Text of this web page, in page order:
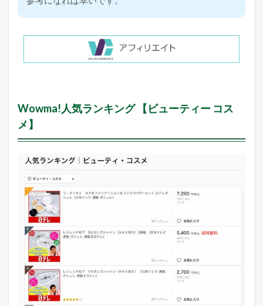
Wowma!人気ランキング 【ビューティー コス
メ】